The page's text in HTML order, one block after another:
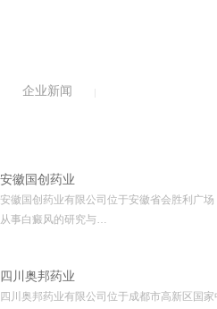
企业新闻
安徽国创药业
安徽国创药业有限公司位于安徽省会胜利广
从事白癜风的研究与…
四川奥邦药业
四川奥邦药业有限公司位于成都市高新区国